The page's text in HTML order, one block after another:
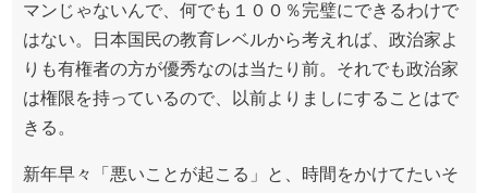
マンじゃないんで、何でも１００％完璧にできるわけで
はない。日本国民の教育レベルから考えれば、政治家よ
りも有権者の方が優秀なのは当たり前。それでも政治家
は権限を持っているので、以前よりましにすることはで
きる。
新年早々「悪いことが起こる」と、時間をかけてたいそ